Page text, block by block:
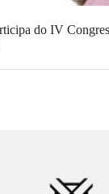
do IV